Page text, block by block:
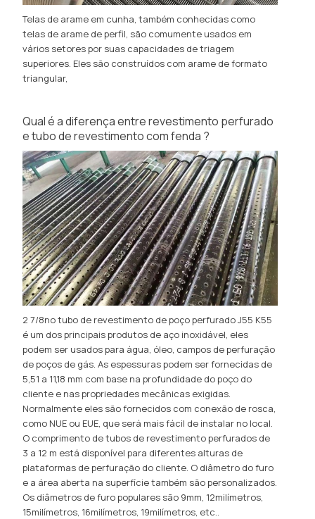
Telas de arame em cunha, também conhecidas como
telas de arame de perfil, são comumente usados ​​em
vários setores por suas capacidades de triagem
superiores. Eles são construídos com arame de formato
triangular,
Qual é a diferença entre revestimento perfurado
e tubo de revestimento com fenda ?
2 7/8no tubo de revestimento de poço perfurado J55 K55
é um dos principais produtos de aço inoxidável, eles
podem ser usados ​​para água, óleo, campos de perfuração
de poços de gás. As espessuras podem ser fornecidas de
5,51 a 11,18 mm com base na profundidade do poço do
cliente e nas propriedades mecânicas exigidas.
Normalmente eles são fornecidos com conexão de rosca,
como NUE ou EUE, que será mais fácil de instalar no local.
O comprimento de tubos de revestimento perfurados de
3 a 12 m está disponível para diferentes alturas de
plataformas de perfuração do cliente. O diâmetro do furo
e a área aberta na superfície também são personalizados.
Os diâmetros de furo populares são 9mm, 12milímetros,
15milímetros, 16milímetros, 19milímetros, etc..